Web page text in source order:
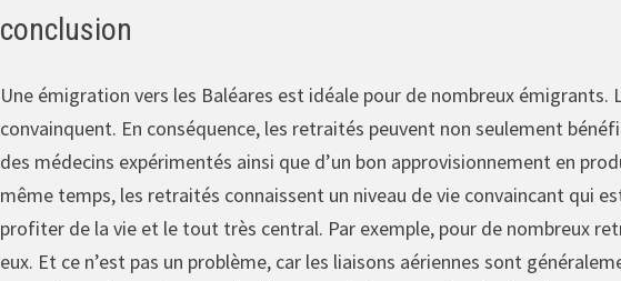
conclusion
Une émigration vers les Baléares est idéale pour de nombreux
convainquent. En conséquence, les retraités peuvent non seulement
des médecins expérimentés ainsi que d’un bon approvisionnement en
même temps, les retraités connaissent un niveau de vie convaincant qui
profiter de la vie et le tout très central. Par exemple, pour de nombreux
eux. Et ce n’est pas un problème, car les liaisons aériennes sont